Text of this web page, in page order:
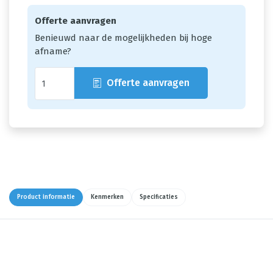
Offerte aanvragen
Benieuwd naar de mogelijkheden bij hoge
afname?
Offerte aanvragen
Product informatie Kenmerken Specificaties